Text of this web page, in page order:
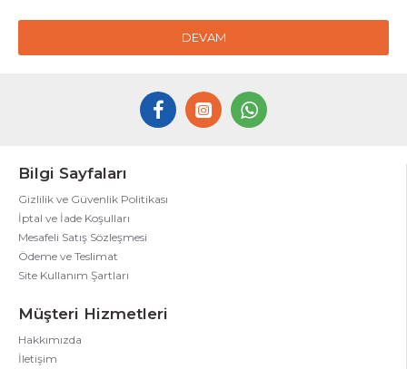
DEVAM
Bilgi Sayfaları
Gizlilik ve Güvenlik Politikası
İptal ve İade Koşulları
Mesafeli Satış Sözleşmesi
Ödeme ve Teslimat
Site Kullanım Şartları
Müşteri Hizmetleri
Hakkımızda
İletişim